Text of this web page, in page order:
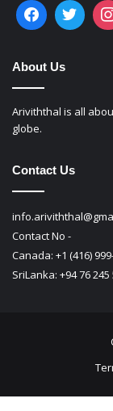
About Us
Ariviththal is all
globe.
Contact Us
Contact No -
Canada: +1 (416)
SriLanka: +94 76 245